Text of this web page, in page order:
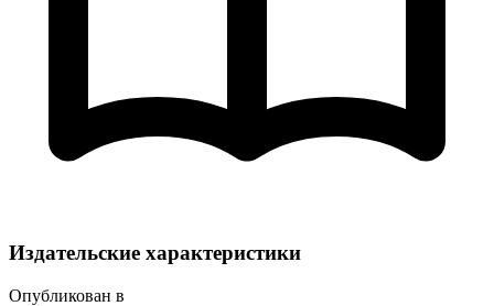
Издательские характеристики
Опубликован в